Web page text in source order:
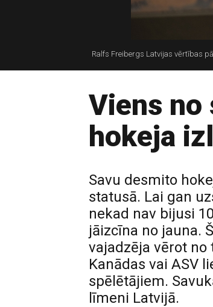
Ralfs Freibergs Latvijas vērtības
Viens no
hokeja
Savu desmito
statusā. Lai gan
nekad nav bijusi
jāizcīna no jauna.
vajadzēja vērot
Kanādas vai ASV
spēlētājiem.
līmeni Latvijā.